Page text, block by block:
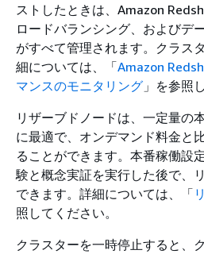
ストしたときは、Amazon
ロードバランシング、およびデ
がすべて管理されます。クラス
細については、「Amazon
マンスのモニタリング 」を参照
リザーブドノードは、一定量の
に最適で、オンデマンド料金と
ることができます。本番稼働設
験と概念実証を実行した後で、
できます。詳細については、「
照してください。
クラスターを一時停止すると、